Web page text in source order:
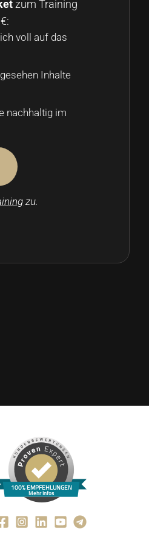
zum Training
voll auf das
Inhalte
nachhaltig im
zu.
100% EMPFEHLUNGEN
Mehr Infos